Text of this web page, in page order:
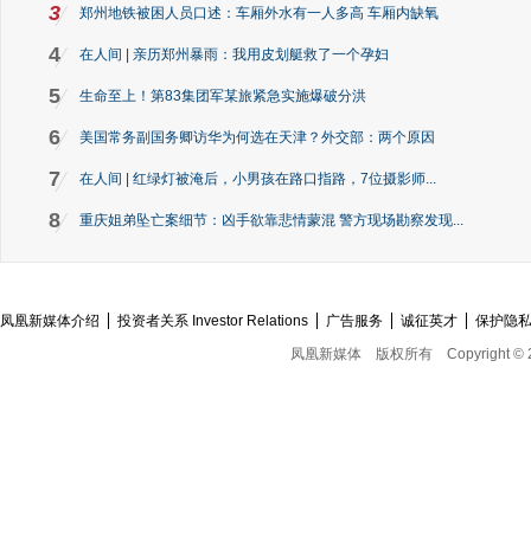
3 郑州地铁被困人员口述：车厢外水有一人多高 车厢内缺氧
4 在人间 | 亲历郑州暴雨：我用皮划艇救了一个孕妇
5 生命至上！第83集团军某旅紧急实施爆破分洪
6 美国常务副国务卿访华为何选在天津？外交部：两个原因
7 在人间 | 红绿灯被淹后，小男孩在路口指路，7位摄影师...
8 重庆姐弟坠亡案细节：凶手欲靠悲情蒙混 警方现场勘察发现...
凤凰新媒体介绍 投资者关系 Investor Relations 广告服务 诚征英才
保护隐
凤凰新媒体
版权所有 Copyright ©